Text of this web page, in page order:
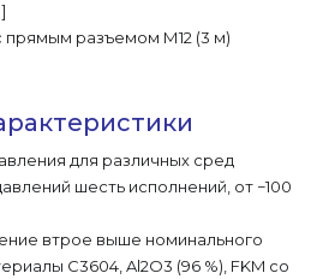
прямым разъемом М12 (3 м)
для различных сред
шесть исполнений, от −100
втрое выше номинального
C3604, Al2O3 (96 %), FKM со